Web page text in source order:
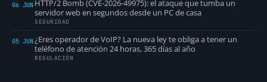
06 JUN HTTP/2 Bomb (CVE-2026-49975): el ataque que tumba un
servidor web en segundos desde un PC de casa
SEGURIDAD
05 JUN¿Eres operador de VoIP? La nueva ley te obliga a tener un
teléfono de atención 24 horas, 365 días al año
REGULACIÓN